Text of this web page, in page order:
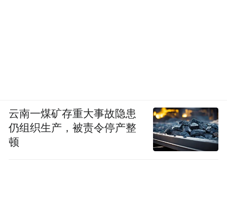
云南一煤矿存重大事故隐患
仍组织生产，被责令停产整
顿